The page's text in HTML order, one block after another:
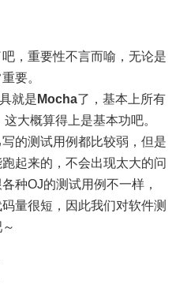
，重要性不言而喻，无论是
要。
就是 Mocha了，基本上所有
大概算得上是基本功吧。
的测试用例都比较弱，但是
起来的，不会出现太大的问
种OJ的测试用例不一样，
量很短，因此我们对软件测